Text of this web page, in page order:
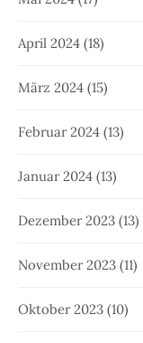
April 2024 (18)
März 2024 (15)
Februar 2024 (13)
Januar 2024 (13)
Dezember 2023 (13)
November 2023 (11)
Oktober 2023 (10)